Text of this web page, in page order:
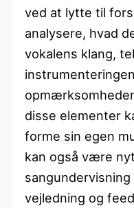
ved at lytte til
analysere, hvad
vokalens klang,
disse elementer
forme sin egen
kan også være
vejledning og